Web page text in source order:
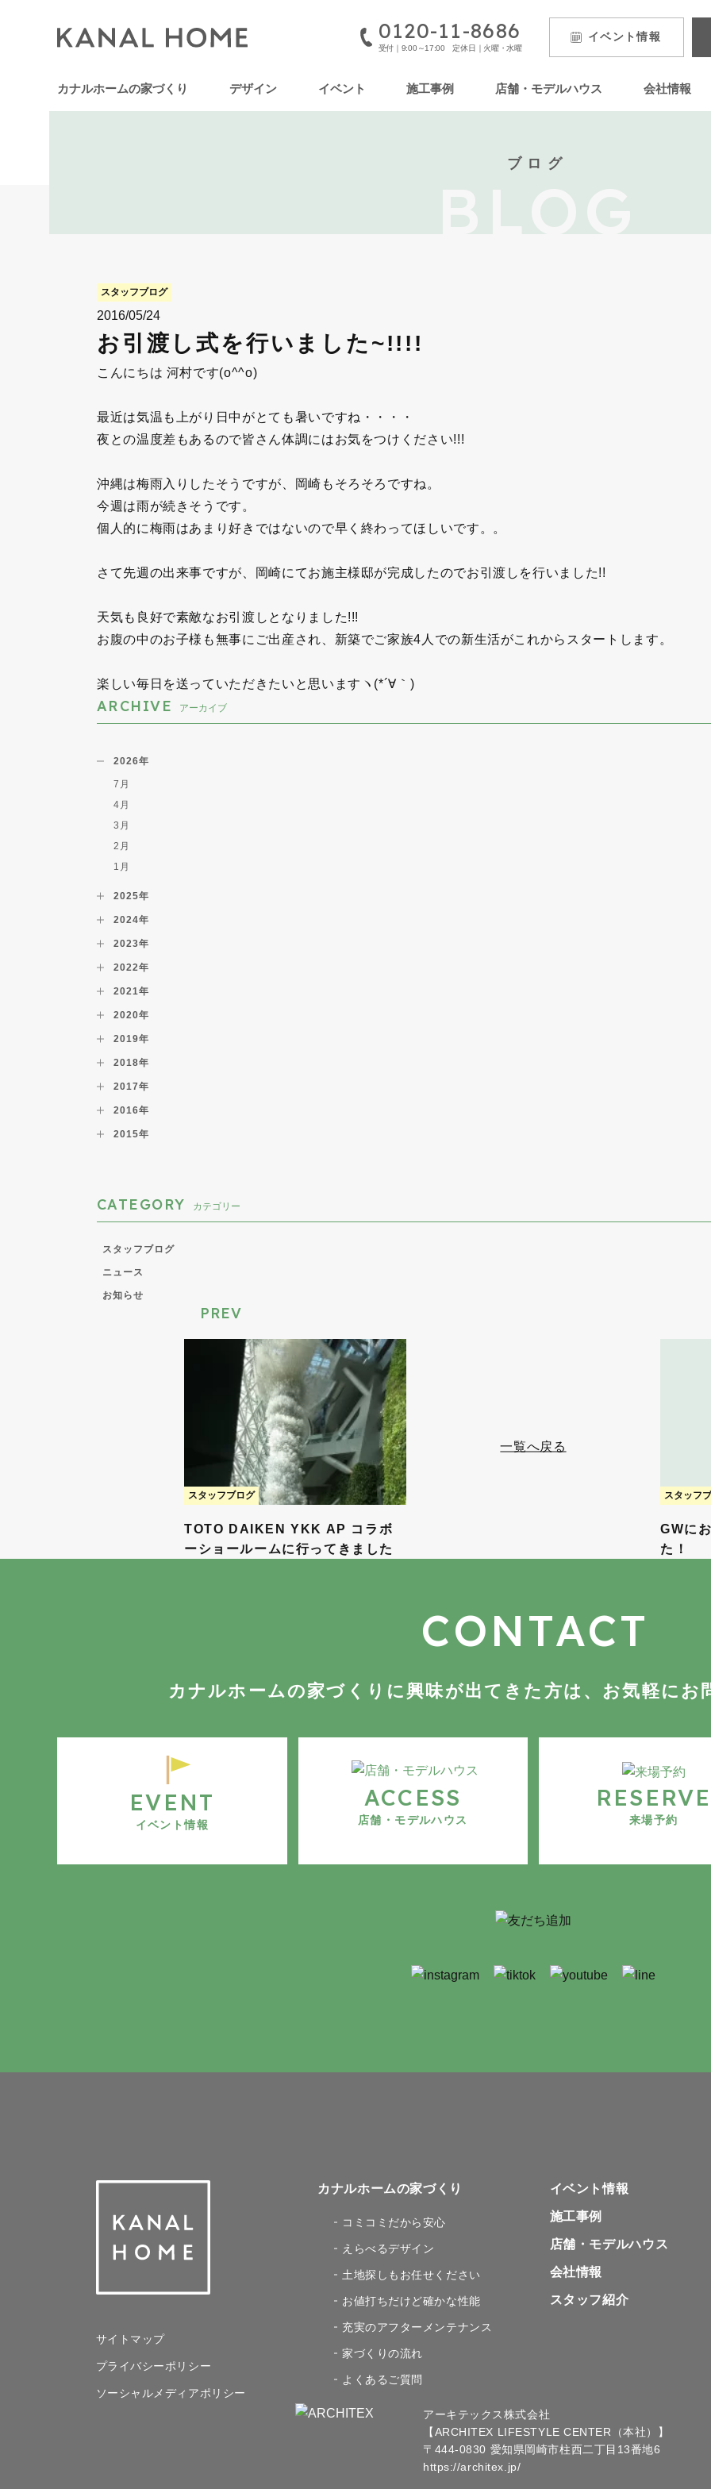
0120-11-8686
受付｜9:00～17:00 定休日｜火曜・水曜
イベント情報
カナルホームの家づくり デザイン イベント 施工事例 店舗・モデルハウス 会社情報
ブログ
スタッフブログ
2016/05/24
お引渡し式を行いました~!!!!
こんにちは 河村です(o^^o)
最近は気温も上がり日中がとても暑いですね・・・・
夜との温度差もあるので皆さん体調にはお気をつけください!!!
沖縄は梅雨入りしたそうですが、岡崎もそろそろですね。
今週は雨が続きそうです。
個人的に梅雨はあまり好きではないので早く終わってほしいです。。
さて先週の出来事ですが、岡崎にてお施主様邸が完成したのでお引渡しを行いました!!
天気も良好で素敵なお引渡しとなりました!!!
お腹の中のお子様も無事にご出産され、新築でご家族4人での新生活がこれからスタートします。
楽しい毎日を送っていただきたいと思いますヽ(*´∀｀)
ARCHIVE アーカイブ
2026年
7月
4月
3月
2月
1月
2025年
2024年
2023年
2022年
2021年
2020年
2019年
2018年
2017年
2016年
2015年
CATEGORY カテゴリー
スタッフブログ
ニュース
お知らせ
PREV
スタッフブログ
TOTO DAIKEN YKK AP コラボ
ーショールームに行ってきました
スタッフ
GWに
た！
一覧へ戻る
CONTACT
カナルホームの家づくりに興味が出てきた方は 、 お気軽にお
EVENT
イベント情報
ACCESS
店舗・モデルハウス
RESERVE
来場予約
カナルホームの家づくり
コミコミだから安心
えらべるデザイン
土地探しも お任せください
お値打ちだけど確かな性能
充実のアフターメンテナンス
家づくりの流れ
よくあるご質問
イベント情報
施工事例
店舗・ モデルハウス
会社情報
スタッフ紹介
サイトマップ
プライバシーポリシー
ソーシャルメディアポリシー
アーキテックス株式会社
【ARCHITEX LIFESTYLE CENTER（本社）】
〒444-0830 愛知県岡崎市柱西二丁目13番地6
https://architex.jp/